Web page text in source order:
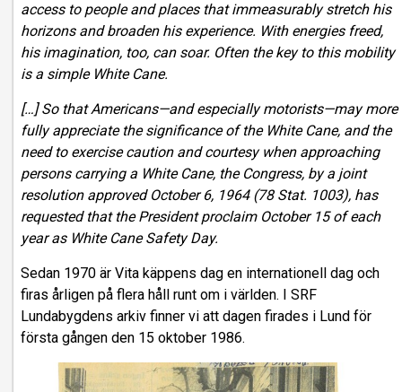
access to people and places that immeasurably stretch his
horizons and broaden his experience. With energies freed,
his imagination, too, can soar. Often the key to this mobility
is a simple White Cane.
[…] So that Americans—and especially motorists—may more
fully appreciate the significance of the White Cane, and the
need to exercise caution and courtesy when approaching
persons carrying a White Cane, the Congress, by a joint
resolution approved October 6, 1964 (78 Stat. 1003), has
requested that the President proclaim October 15 of each
year as White Cane Safety Day.
Sedan 1970 är Vita käppens dag en internationell dag och
firas årligen på flera håll runt om i världen. I SRF
Lundabygdens arkiv finner vi att dagen firades i Lund för
första gången den 15 oktober 1986.